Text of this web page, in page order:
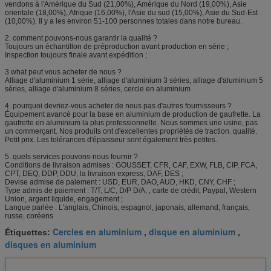
vendons à l'Amérique du Sud (21,00%), Amérique du Nord (19,00%), Asie
orientale (18,00%), Afrique (16,00%), l'Asie du sud (15,00%), Asie du Sud-Est
(10,00%). Il y a les environ 51-100 personnes totales dans notre bureau.
2. comment pouvons-nous garantir la qualité ?
Toujours un échantillon de préproduction avant production en série ;
Inspection toujours finale avant expédition ;
3.what peut vous acheter de nous ?
Alliage d'aluminium 1 série, alliage d'aluminium 3 séries, alliage d'aluminium 5
séries, alliage d'aluminium 8 séries, cercle en aluminium
4. pourquoi devriez-vous acheter de nous pas d'autres fournisseurs ?
Équipement avancé pour la base en aluminium de production de gaufrette. La
gaufrette en aluminium la plus professionnelle. Nous sommes une usine, pas
un commerçant. Nos produits ont d'excellentes propriétés de traction. qualité.
Petit prix. Les tolérances d'épaisseur sont également très petites.
5. quels services pouvons-nous fournir ?
Conditions de livraison admises : GOUSSET, CFR, CAF, EXW, FLB, CIP, FCA,
CPT, DEQ, DDP, DDU, la livraison express, DAF, DES ;
Devise admise de paiement : USD, EUR, DAO, AUD, HKD, CNY, CHF ;
Type admis de paiement : T/T, L/C, D/P D/A, , carte de crédit, Paypal, Western
Union, argent liquide, engagement ;
Langue parlée : L'anglais, Chinois, espagnol, japonais, allemand, français,
russe, coréens
Étiquettes: Cercles en aluminium , disque en aluminium ,
disques en aluminium